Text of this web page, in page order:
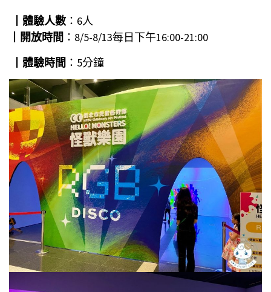
體驗人數：6人
開放時間 ：8/5-8/13每日下午16:00-21:00
體驗時間 ：5分鐘